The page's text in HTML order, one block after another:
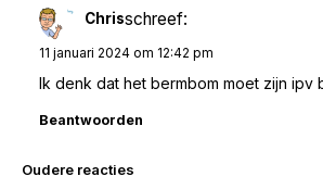
Chrisschreef:
11 januari 2024 om 12:42 pm
Ik denk dat het bermbom moet zijn ipv
Beantwoorden
Reacties
Oudere reacties